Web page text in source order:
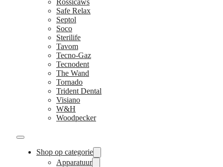
Safe Relax
Septol
Soco
Sterilife
Tavom
Tecno-Gaz
Tecnodent
The Wand
Tornado
Trident Dental
Visiano
W&H
Woodpecker
Shop op categorie
Apparatuur